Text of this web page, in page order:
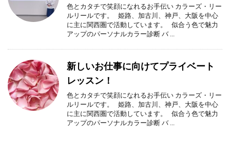
色とカタチで笑顔になれるお手伝い カラーズ・リー
ルリールです。 姫路、加古川、神戸、大阪を中心
に主に関西圏で活動しています。 似合う色で魅力
アップのパーソナルカラー診断 バ ...
新しいお仕事に向けてプライベート
レッスン！
色とカタチで笑顔になれるお手伝い カラーズ・リー
ルリールです。 姫路、加古川、神戸、大阪を中心
に主に関西圏で活動しています。 似合う色で魅力
アップのパーソナルカラー診断 バ ...